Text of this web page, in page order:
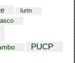
lurin
PUCP